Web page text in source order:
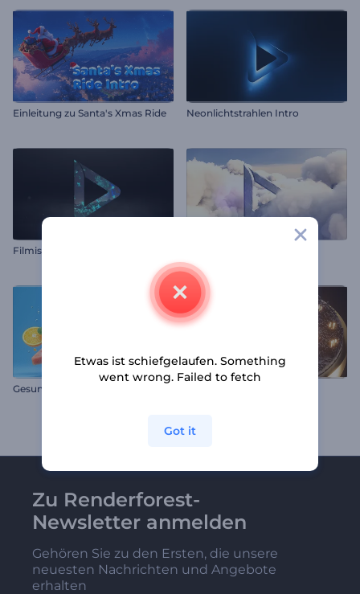
Einleitung zu Santa's Xmas Ride Neonlichtstrahlen Intro
Filmisches Endunglogo
Gesundes Essen Opener
Zu Renderforest-
Newsletter anmelden
Gehören Sie zu den Ersten, die unsere
neuesten Nachrichten und Angebote
erhalten
Etwas ist schiefgelaufen. Something
went wrong. Failed to fetch
Got it